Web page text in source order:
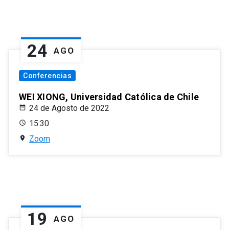
24 AGO
Conferencias
WEI XIONG, Universidad Católica de Chile
24 de Agosto de 2022
15:30
Zoom
19 AGO